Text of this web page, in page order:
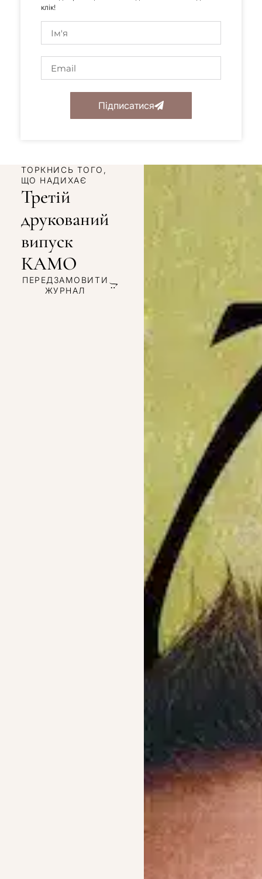
клік!
Підписатися
ТОРКНИСЬ ТОГО,
ЩО НАДИХАЄ
Третій
друкований
випуск
КАМО
ПЕРЕДЗАМОВИТИ
ЖУРНАЛ